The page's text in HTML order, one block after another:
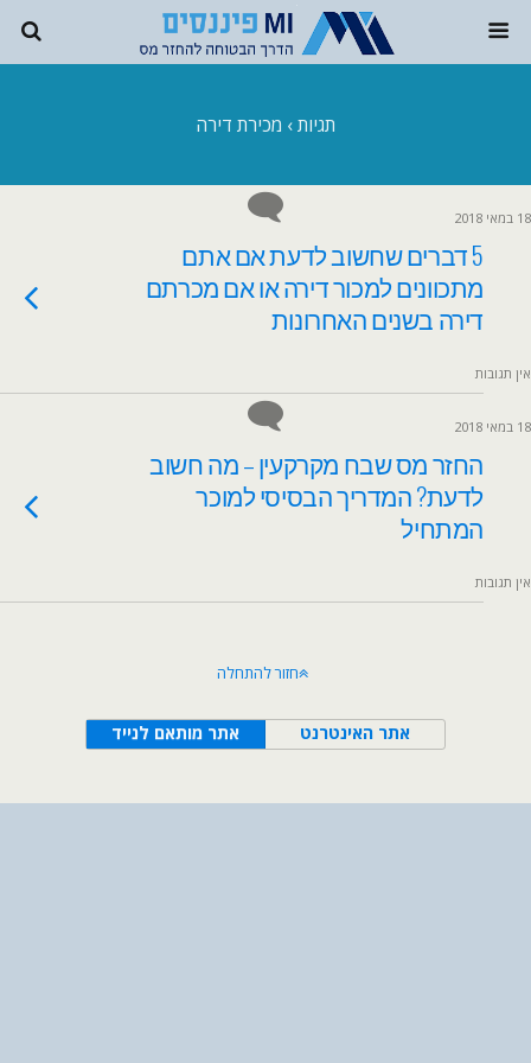
תגיות › מכירת דירה
18 במאי 2018
5 דברים שחשוב לדעת אם אתם
מתכוונים למכור דירה או אם מכרתם
דירה בשנים האחרונות
אין תגובות
18 במאי 2018
החזר מס שבח מקרקעין – מה חשוב
לדעת? המדריך הבסיסי למוכר
המתחיל
אין תגובות
חזור להתחלה
אתר מותאם לנייד אתר האינטרנט